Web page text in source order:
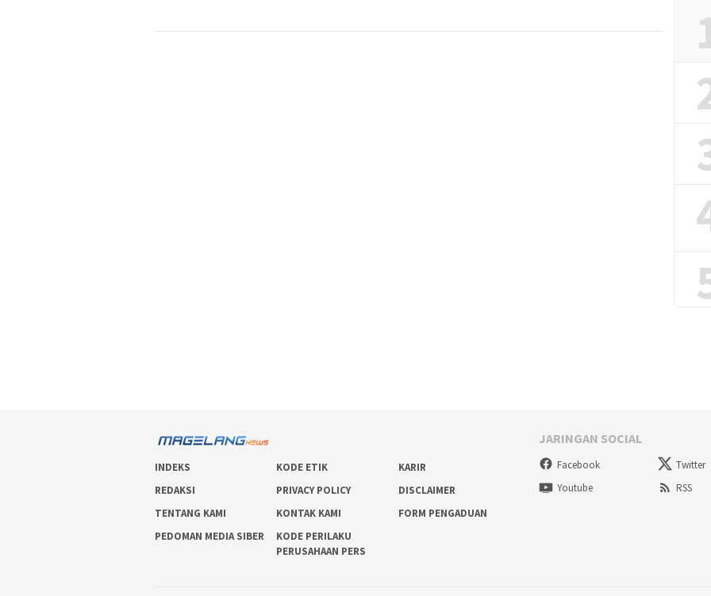
INDEKS KODE ETIK
KARIR
REDAKSI
PRIVACY POLICY
DISCLAIMER
TENTANG KAMI
KONTAK KAMI
FORM PENGADUAN
PEDOMAN MEDIA SIBER
KODE PERILAKU
PERUSAHAAN PERS
JARINGAN SOCIAL
Facebook Twitter
Youtube
RSS